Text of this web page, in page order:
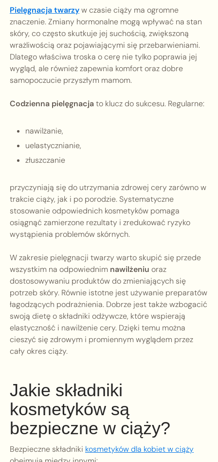
Pielęgnacja twarzyw czasie ciąży ma ogromne
znaczenie. Zmiany hormonalne mogą wpływać na stan
skóry, co często skutkuje jej suchością, zwiększoną
wrażliwością oraz pojawiającymi się przebarwieniami.
Dlatego właściwa troska o cerę nie tylko poprawia jej
wygląd, ale również zapewnia komfort oraz dobre
samopoczucie przyszłym mamom.
Codzienna pielęgnacjato klucz do sukcesu. Regularne:
nawilżanie,
uelastycznianie,
złuszczanie
przyczyniają się do utrzymania zdrowej cery zarówno w
trakcie ciąży, jak i po porodzie. Systematyczne
stosowanie odpowiednich kosmetyków pomaga
osiągnąć zamierzone rezultaty i zredukować ryzyko
wystąpienia problemów skórnych.
W zakresie pielęgnacji twarzy warto skupić się przede
wszystkim na odpowiednim nawilżeniu oraz
dostosowywaniu produktów do zmieniających się
potrzeb skóry. Równie istotne jest używanie preparatów
łagodzących podrażnienia. Dobrze jest także wzbogacić
swoją dietę o składniki odżywcze, które wspierają
elastyczność i nawilżenie cery. Dzięki temu można
cieszyć się zdrowym i promiennym wyglądem przez
cały okres ciąży.
Jakie składniki
kosmetyków są
bezpieczne w ciąży?
Bezpieczne składniki kosmetyków dla kobiet w ciąży